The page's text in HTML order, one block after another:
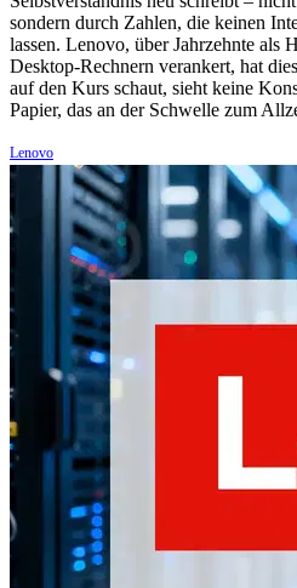
sondern durch Zahlen, die keinen
lassen. Lenovo, über Jahrzehnte als
Desktop-Rechnern verankert, hat
auf den Kurs schaut, sieht keine
Papier, das an der Schwelle zum
Lenovo